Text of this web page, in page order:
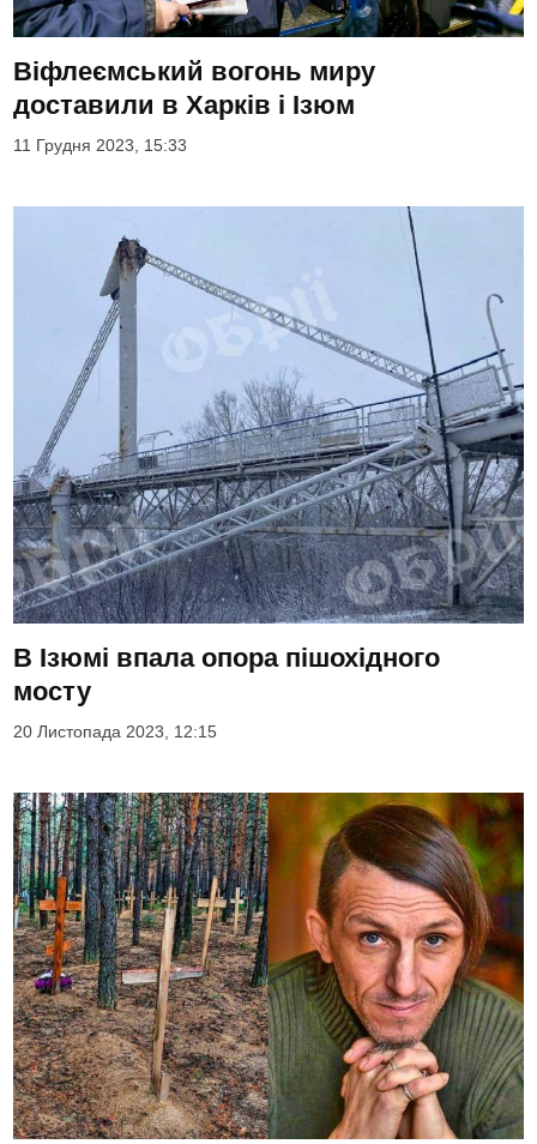
Віфлеємський вогонь миру
доставили в Харків і Ізюм
11 Грудня 2023, 15:33
В Ізюмі впала опора пішохідного
мосту
20 Листопада 2023, 12:15